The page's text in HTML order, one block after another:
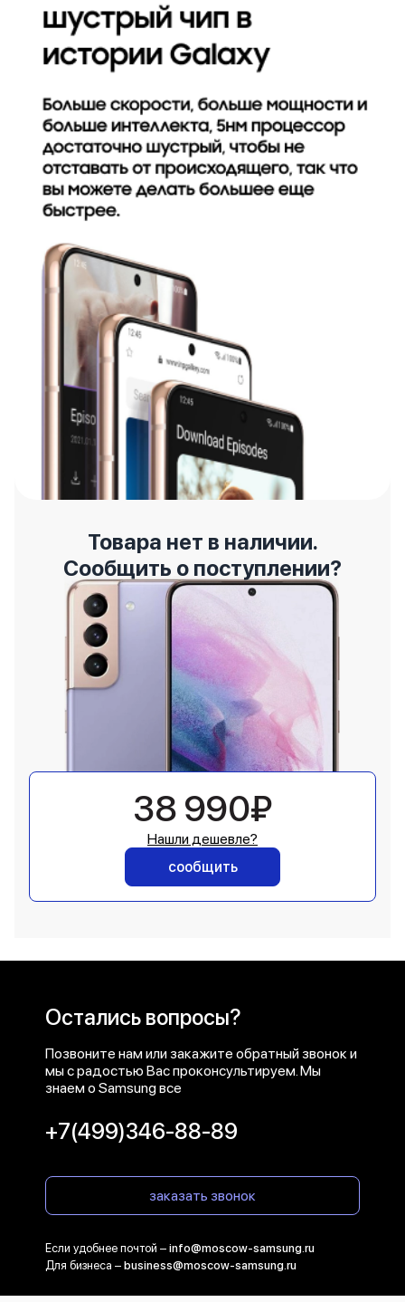
Товара нет в наличии.
Сообщить о поступлении?
38 990₽
Нашли дешевле?
сообщить
Остались вопросы?
Позвоните нам или закажите обратный звонок и
мы с радостью Вас проконсультируем. Мы
знаем о Samsung все
+7(499)346-88-89
заказать звонок
Если удобнее почтой – info@moscow-samsung.ru
Для бизнеса – business@moscow-samsung.ru